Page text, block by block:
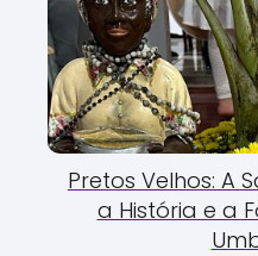
Pretos Velhos: A
a História e a